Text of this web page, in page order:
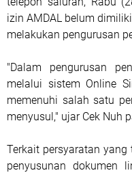
izin AMDAL belum
melakukan pengurusan
"Dalam pengurusan
melalui sistem Online
memenuhi salah satu
menyusul," ujar Cek Nuh
Terkait persyaratan
penyusunan dokumen